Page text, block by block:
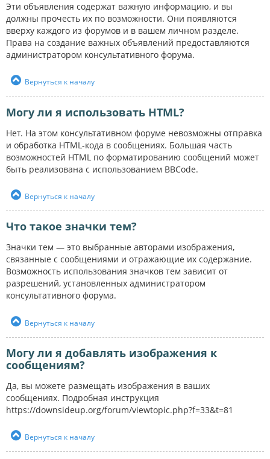
Эти объявления содержат важную информацию, и вы
должны прочесть их по возможности. Они появляются
вверху каждого из форумов и в вашем личном разделе.
Права на создание важных объявлений предоставляются
администратором консультативного форума.
Вернуться к началу
Могу ли я использовать HTML?
Нет. На этом консультативном форуме невозможны отправка
и обработка HTML-кода в сообщениях. Большая часть
возможностей HTML по форматированию сообщений может
быть реализована с использованием BBCode.
Вернуться к началу
Что такое значки тем?
Значки тем — это выбранные авторами изображения,
связанные с сообщениями и отражающие их содержание.
Возможность использования значков тем зависит от
разрешений, установленных администратором
консультативного форума.
Вернуться к началу
Могу ли я добавлять изображения к
сообщениям?
Да, вы можете размещать изображения в ваших
сообщениях. Подробная инструкция
https://downsideup.org/forum/viewtopic.php?f=33&t=81
Вернуться к началу